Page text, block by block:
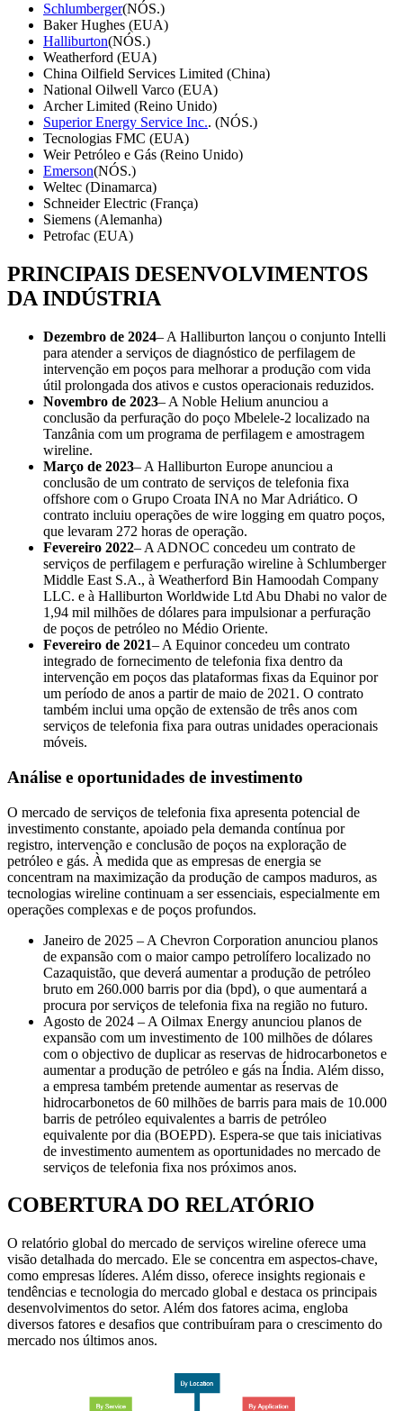
Schlumberger(NÓS.)
Baker Hughes (EUA)
Halliburton(NÓS.)
Weatherford (EUA)
China Oilfield Services Limited (China)
National Oilwell Varco (EUA)
Archer Limited (Reino Unido)
Superior Energy Service Inc.. (NÓS.)
Tecnologias FMC (EUA)
Weir Petróleo e Gás (Reino Unido)
Emerson(NÓS.)
Weltec (Dinamarca)
Schneider Electric (França)
Siemens (Alemanha)
Petrofac (EUA)
PRINCIPAIS DESENVOLVIMENTOS
DA INDÚSTRIA
Dezembro de 2024– A Halliburton lançou o conjunto Intelli
para atender a serviços de diagnóstico de perfilagem de
intervenção em poços para melhorar a produção com vida
útil prolongada dos ativos e custos operacionais reduzidos.
Novembro de 2023– A Noble Helium anunciou a
conclusão da perfuração do poço Mbelele-2 localizado na
Tanzânia com um programa de perfilagem e amostragem
wireline.
Março de 2023– A Halliburton Europe anunciou a
conclusão de um contrato de serviços de telefonia fixa
offshore com o Grupo Croata INA no Mar Adriático. O
contrato incluiu operações de wire logging em quatro poços,
que levaram 272 horas de operação.
Fevereiro 2022– A ADNOC concedeu um contrato de
serviços de perfilagem e perfuração wireline à Schlumberger
Middle East S.A., à Weatherford Bin Hamoodah Company
LLC. e à Halliburton Worldwide Ltd Abu Dhabi no valor de
1,94 mil milhões de dólares para impulsionar a perfuração
de poços de petróleo no Médio Oriente.
Fevereiro de 2021– A Equinor concedeu um contrato
integrado de fornecimento de telefonia fixa dentro da
intervenção em poços das plataformas fixas da Equinor por
um período de anos a partir de maio de 2021. O contrato
também inclui uma opção de extensão de três anos com
serviços de telefonia fixa para outras unidades operacionais
móveis.
Análise e oportunidades de investimento
O mercado de serviços de telefonia fixa apresenta potencial de
investimento constante, apoiado pela demanda contínua por
registro, intervenção e conclusão de poços na exploração de
petróleo e gás. À medida que as empresas de energia se
concentram na maximização da produção de campos maduros, as
tecnologias wireline continuam a ser essenciais, especialmente em
operações complexas e de poços profundos.
Janeiro de 2025 – A Chevron Corporation anunciou planos
de expansão com o maior campo petrolífero localizado no
Cazaquistão, que deverá aumentar a produção de petróleo
bruto em 260.000 barris por dia (bpd), o que aumentará a
procura por serviços de telefonia fixa na região no futuro.
Agosto de 2024 – A Oilmax Energy anunciou planos de
expansão com um investimento de 100 milhões de dólares
com o objectivo de duplicar as reservas de hidrocarbonetos e
aumentar a produção de petróleo e gás na Índia. Além disso,
a empresa também pretende aumentar as reservas de
hidrocarbonetos de 60 milhões de barris para mais de 10.000
barris de petróleo equivalentes a barris de petróleo
equivalente por dia (BOEPD). Espera-se que tais iniciativas
de investimento aumentem as oportunidades no mercado de
serviços de telefonia fixa nos próximos anos.
COBERTURA DO RELATÓRIO
O relatório global do mercado de serviços wireline oferece uma
visão detalhada do mercado. Ele se concentra em aspectos-chave,
como empresas líderes. Além disso, oferece insights regionais e
tendências e tecnologia do mercado global e destaca os principais
desenvolvimentos do setor. Além dos fatores acima, engloba
diversos fatores e desafios que contribuíram para o crescimento do
mercado nos últimos anos.